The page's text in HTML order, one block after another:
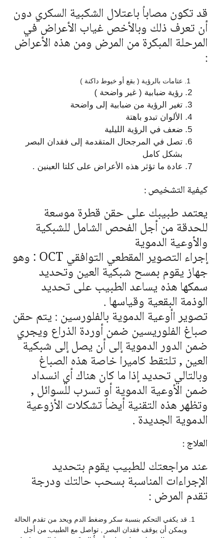
قد تكون مصاباُ باعتلال الشكبية السكري دون
أن تعرف ذلك وبالأخص غياب الأعراض في
المرحلة المبكرة من المرض ومن هذه الأعراض
:
عتامات بالرؤية ( بقع أو خيوط داكنة )
رؤية ضبابية ( غير واضحة )
تغير الرؤية من ضبابية إلى واضحة
الألوان تبدو باهتة
ضعف في الرؤية الليلية
تصل في المرجحال المتقدمة إلى فقدان البصر
بشكل كامل
عادة ما تؤثر هذه الأعراض على كلتا العينين .
كيفية التشخيص :
يعتمد طبيبك على حقن قطرة موسعة
للحدقة من أجل الفحص الشامل للشبكية
والأوعية الدموية
إجراء التصوير المقطعي التوافقي OCT : وهو
جهاز يقوم بمسح شبكية العين وتحديد
سمكها هذه يساعد الطبيب على تحديد
الوذمة البقعية وقياسها .
تصوير اأوعية الدموية بالفلورسين : يتم حقن
صباغ الفلوريسين ضمن أوردة الذراع ويجري
ضمن الدور الدموية إلى أن يصل إلى شبكية
العين , تلتقط كاميرا خاصة هذه الصباغ
وبالتالي تحديد إذا ما كان هناك أي انسداد
ضمن الأوعية الدموية أو تسرب للسوائل ,
وتظهر هذه التقنية أيضاُ تشكلات الأزوعية
الدموية الجديدة .
العلاج :
عند مراجعتك للطبيب يقوم بتحديد
الإجراءات المناسبة بسحب حالتك ودرجة
تقدم المرض :
قد يكفي التحكم بنسبة سكر وضغط الدم ويحد من تقدم الحالة
ويمكن أن يوقف فقدان البصر , تواصل مع الطبيب من أجل